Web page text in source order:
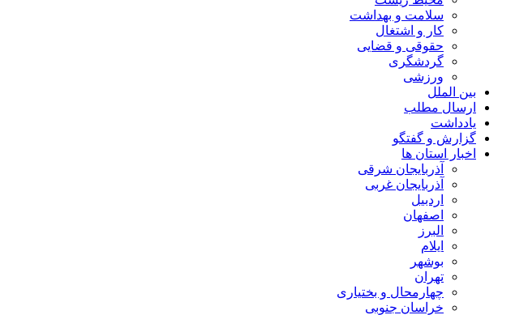
سلامت و بهداشت
کار و اشتغال
حقوقی و قضایی
گردشگری
ورزشی
بین الملل
ارسال مطلب
یادداشت
گزارش و گفتگو
اخبار استان ها
آذربایجان شرقی
آذربایجان غربی
اردبیل
اصفهان
البرز
ایلام
بوشهر
تهران
چهارمحال و بختیاری
خراسان جنوبی